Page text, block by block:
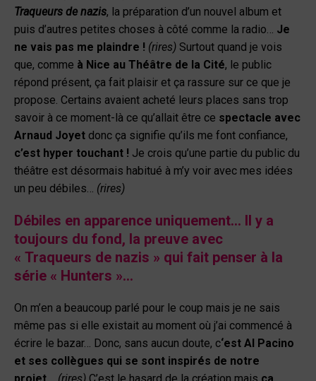
Traqueurs de nazis, la préparation d’un nouvel album et
puis d’autres petites choses à côté comme la radio… Je
ne vais pas me plaindre ! (rires) Surtout quand je vois
que, comme à Nice au Théâtre de la Cité, le public
répond présent, ça fait plaisir et ça rassure sur ce que je
propose. Certains avaient acheté leurs places sans trop
savoir à ce moment-là ce qu’allait être ce spectacle avec
Arnaud Joyet donc ça signifie qu’ils me font confiance,
c’est hyper touchant ! Je crois qu’une partie du public du
théâtre est désormais habitué à m’y voir avec mes idées
un peu débiles… (rires)
Débiles en apparence uniquement… Il y a
toujours du fond, la preuve avec
« Traqueurs de nazis » qui fait penser à la
série « Hunters »…
On m’en a beaucoup parlé pour le coup mais je ne sais
même pas si elle existait au moment où j’ai commencé à
écrire le bazar… Donc, sans aucun doute, c‘est Al Pacino
et ses collègues qui se sont inspirés de notre